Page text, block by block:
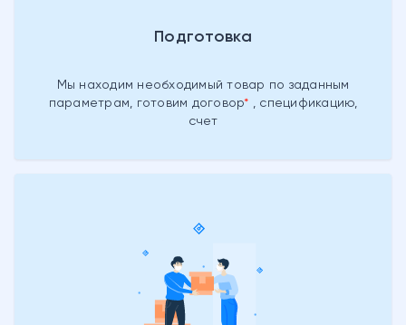
Подготовка
Мы находим необходимый товар по заданным
параметрам, готовим договор
, спецификацию,
счет